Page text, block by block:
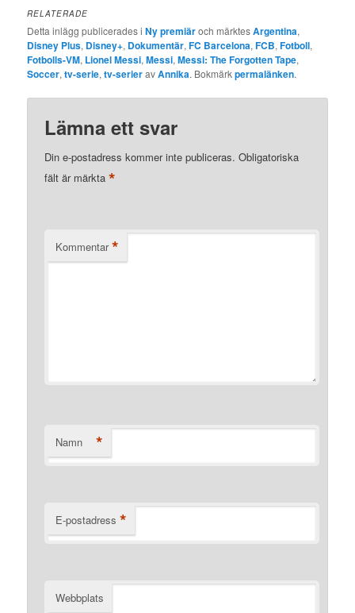
RELATERADE
Detta inlägg publicerades iNy premiäroch märktesArgentina,
Disney Plus, Disney+, Dokumentär,FC Barcelona,FCB,Fotboll,
Fotbolls-VM, Lionel Messi,Messi,Messi: The Forgotten Tape,
Soccer,tv-serie,tv-serieravAnnika. Bokmärkpermalänken.
Lämna ett svar
Din e-postadress kommer inte publiceras. Obligatoriska
fält är märkta*
Kommentar *
Namn *
E-postadress *
Webbplats